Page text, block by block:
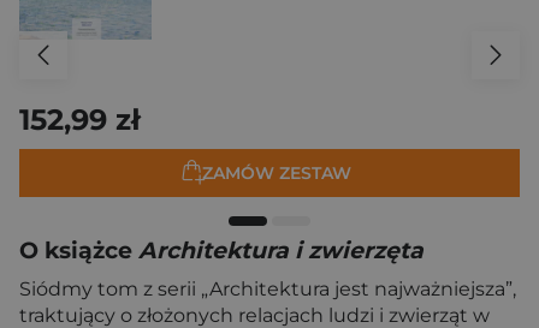
152,99 zł
ZAMÓW ZESTAW
O książce Architektura i zwierzęta
Siódmy tom z serii „Architektura jest najważniejsza”,
traktujący o złożonych relacjach ludzi i zwierząt w